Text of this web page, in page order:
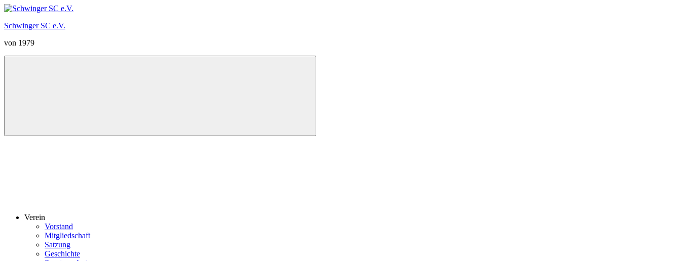
Zum
springen
Schwinger SC e.V.
von 1979
Menü
Verein
Vorstand
Mitgliedschaft
Satzung
Geschichte